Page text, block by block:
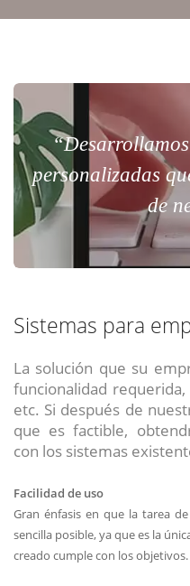
personalizadas
de
Sistemas para
La solución que su
funcionalidad
etc. Si después de
que es factible,
con los sistemas
Facilidad de uso
Gran énfasis en que la tarea
sencilla posible, ya que es la
creado cumple con los objetivos.